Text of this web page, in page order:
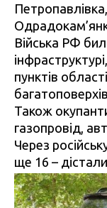
Війська РФ
пунктів
Також
газопровід,
Через
ще 16 –